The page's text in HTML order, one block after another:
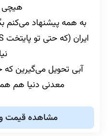
به همه پیشنهاد می‌کنم
آبی تحویل می‌گیرین
معدنی دنیا هم
مشاهده